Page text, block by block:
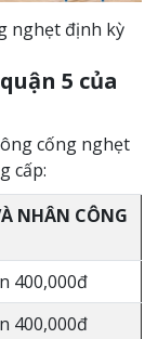
nghẹt định kỳ
5 của
cống nghẹt
cấp:
NHÂN CÔNG
400,000đ
400,000đ